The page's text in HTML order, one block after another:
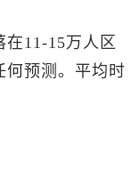
11-15万人区
何预测。平均时